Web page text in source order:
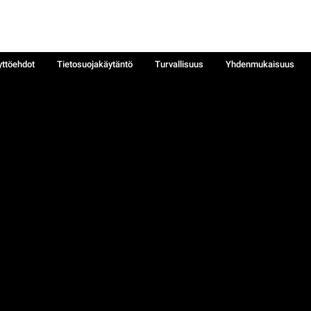
Tietosuojakäytäntö Turvallisuus
Yhdenmukaisuus